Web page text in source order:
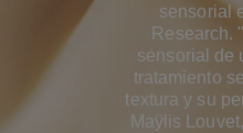
sensorial
Research.
sensorial de
tratamiento
textura y su
Maÿlis